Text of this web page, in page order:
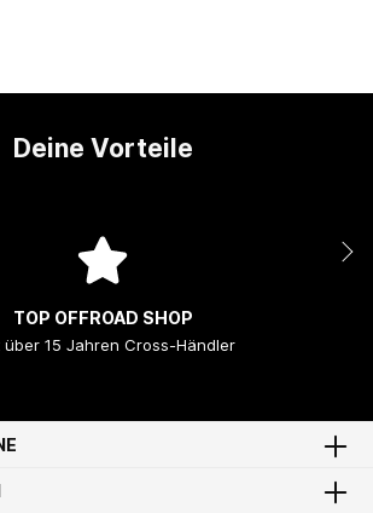
Deine Vorteile
TOP OFFROAD SHOP
über 15 Jahren Cross-Händler